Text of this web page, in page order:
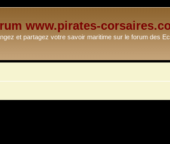
www.pirates-
et partagez votre savoir maritime sur le forum des